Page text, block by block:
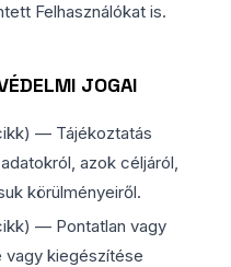
Felhasználókat is.
JOGAI
— Tájékoztatás
azok céljáról,
körülményeiről.
— Pontatlan vagy
vagy kiegészítése